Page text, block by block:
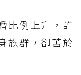
比例上升，許
族群，卻苦於